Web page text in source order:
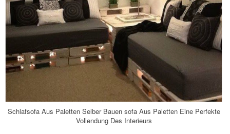
Schlafsofa Aus Paletten Selber Bauen sofa Aus Paletten Eine Perfekte
Vollendung Des Interieurs